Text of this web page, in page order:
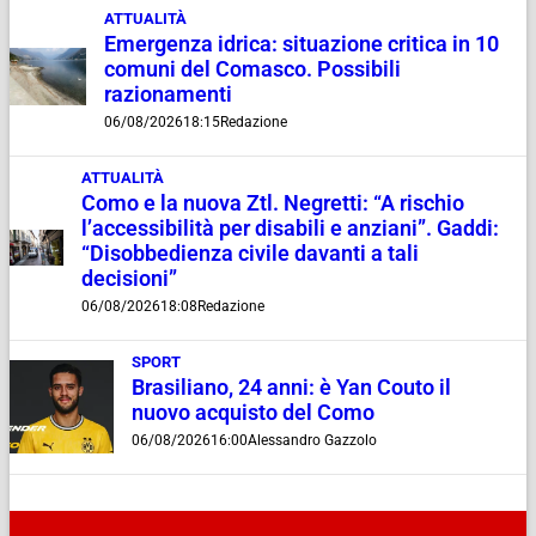
ATTUALITÀ
Emergenza idrica: situazione critica in 10
comuni del Comasco. Possibili
razionamenti
06/08/202618:15Redazione
ATTUALITÀ
Como e la nuova Ztl. Negretti: “A rischio
l’accessibilità per disabili e anziani”. Gaddi:
“Disobbedienza civile davanti a tali
decisioni”
06/08/202618:08Redazione
SPORT
Brasiliano, 24 anni: è Yan Couto il
nuovo acquisto del Como
06/08/202616:00Alessandro Gazzolo